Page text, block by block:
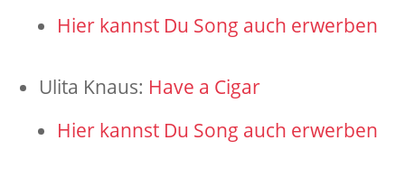
Hier kannst Du Song auch erwerben
Ulita Knaus: Have a Cigar
Hier kannst Du Song auch erwerben